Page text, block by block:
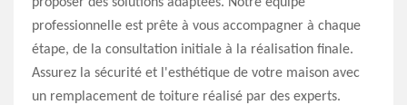
professionnelle est prête à vous accompagner à chaque
étape, de la consultation initiale à la réalisation finale.
Assurez la sécurité et l'esthétique de votre maison avec
un remplacement de toiture réalisé par des experts.